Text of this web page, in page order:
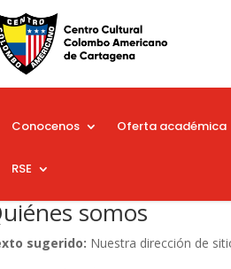
Conocenos Oferta académica
RSE
somos
sugerido: Nuestra dirección de